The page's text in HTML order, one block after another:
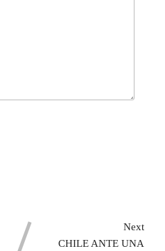
Next
CHILE ANTE UNA